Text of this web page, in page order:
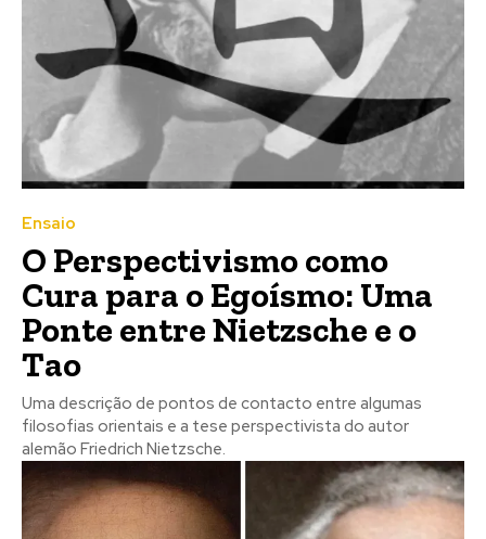
Ensaio
O Perspectivismo como
Cura para o Egoísmo: Uma
Ponte entre Nietzsche e o
Tao
Uma descrição de pontos de contacto entre algumas
filosofias orientais e a tese perspectivista do autor
alemão Friedrich Nietzsche.